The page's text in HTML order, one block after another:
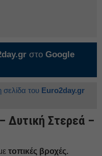
στο Google
σελίδα του Euro2day.gr
Δυτική Στερεά –
τοπικές βροχές.